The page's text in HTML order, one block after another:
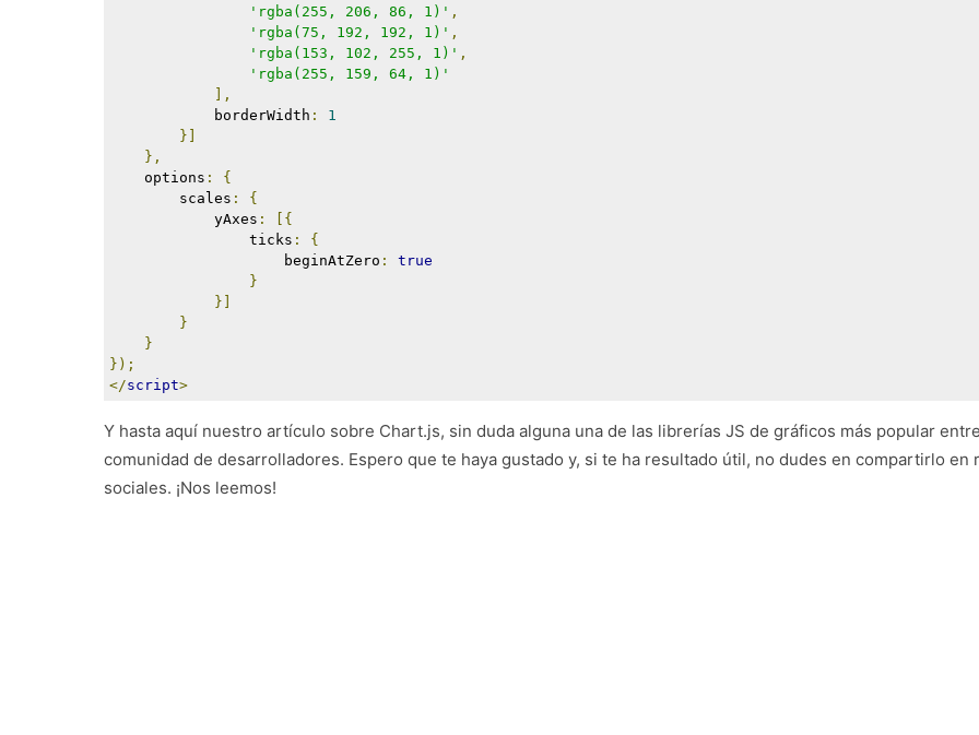
'rgba(255, 206, 86, 1)' ,
'rgba(75, 192, 192, 1)' ,
'rgba(153, 102, 255, 1)' ,
'rgba(255, 159, 64, 1)'
],
borderWidth :
1
}]
},
options :
{
scales :
{
yAxes :
[{
ticks :
{
beginAtZero :
true
}
}]
}
}
});
</script>
Y hasta aquí nuestro artículo sobre Chart.js, sin duda alguna una de las librerías JS de gráficos más popular
comunidad de desarrolladores. Espero que te haya gustado y, si te ha resultado útil, no dudes en compartirlo en
sociales. ¡Nos leemos!